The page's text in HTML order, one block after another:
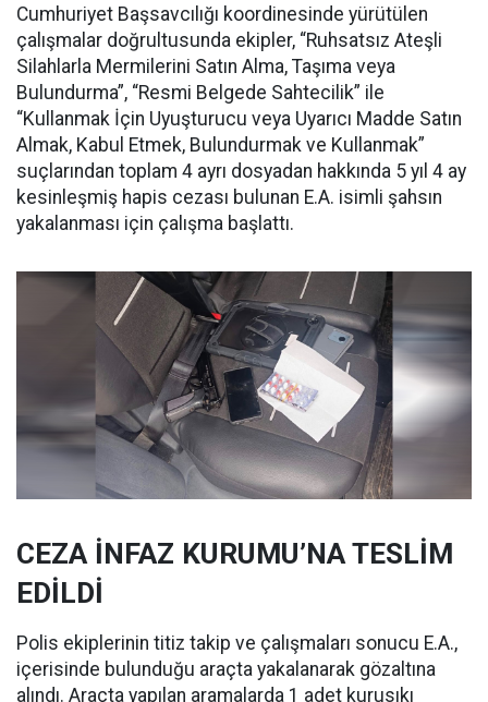
Cumhuriyet Başsavcılığı koordinesinde yürütülen
çalışmalar doğrultusunda ekipler, “Ruhsatsız Ateşli
Silahlarla Mermilerini Satın Alma, Taşıma veya
Bulundurma”, “Resmi Belgede Sahtecilik” ile
“Kullanmak İçin Uyuşturucu veya Uyarıcı Madde Satın
Almak, Kabul Etmek, Bulundurmak ve Kullanmak”
suçlarından toplam 4 ayrı dosyadan hakkında 5 yıl 4 ay
kesinleşmiş hapis cezası bulunan E.A. isimli şahsın
yakalanması için çalışma başlattı.
CEZA İNFAZ KURUMU’NA TESLİM
EDİLDİ
Polis ekiplerinin titiz takip ve çalışmaları sonucu E.A.,
içerisinde bulunduğu araçta yakalanarak gözaltına
alındı. Araçta yapılan aramalarda 1 adet kurusıkı